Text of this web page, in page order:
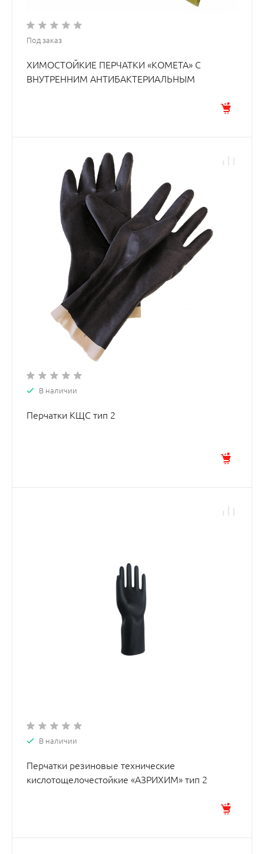
Под заказ
ХИМОСТОЙКИЕ ПЕРЧАТКИ «КОМЕТА» С
ВНУТРЕННИМ АНТИБАКТЕРИАЛЬНЫМ
В наличии
Перчатки КЩС тип 2
В наличии
Перчатки резиновые технические
кислотощелочестойкие «АЗРИХИМ» тип 2